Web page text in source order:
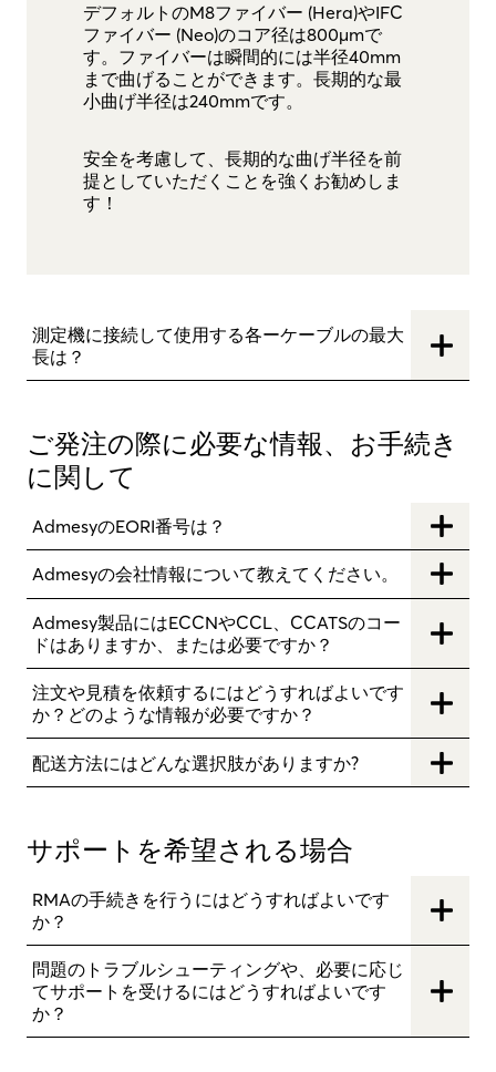
デフォルトのM8ファイバー (Hera)やIFC
ファイバー (Neo)のコア径は800µmで
す。ファイバーは瞬間的には半径40mm
まで曲げることができます。長期的な最
小曲げ半径は240mmです。
安全を考慮して、長期的な曲げ半径を前
提としていただくことを強くお勧めしま
す！
測定機に接続して使用する各ーケーブルの最大
長は？
ご発注の際に必要な情報、お手続き
に関して
AdmesyのEORI番号は？
Admesyの会社情報について教えてください。
Admesy製品にはECCNやCCL、CCATSのコー
ドはありますか、または必要ですか？
注文や見積を依頼するにはどうすればよいです
か？どのような情報が必要ですか？
配送方法にはどんな選択肢がありますか?
サポートを希望される場合
RMAの手続きを行うにはどうすればよいです
か？
問題のトラブルシューティングや、必要に応じ
てサポートを受けるにはどうすればよいです
か？